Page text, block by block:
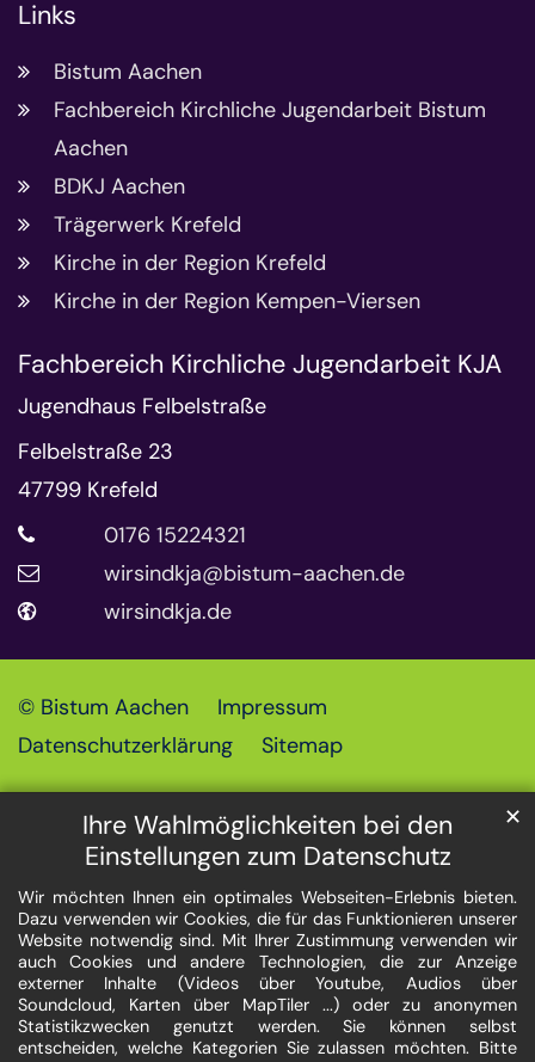
Ihre Wahlmöglichkeiten bei den
Einstellungen zum Datenschutz
Wir möchten Ihnen ein optimales Webseiten-Erlebnis bieten.
Dazu verwenden wir Cookies, die für das Funktionieren unserer
Website notwendig sind. Mit Ihrer Zustimmung verwenden wir
auch Cookies und andere Technologien, die zur Anzeige
externer Inhalte (Videos über Youtube, Audios über
Soundcloud, Karten über MapTiler ...) oder zu anonymen
Statistikzwecken genutzt werden. Sie können selbst
entscheiden, welche Kategorien Sie zulassen möchten. Bitte
✕
Links
Bistum Aachen
Fachbereich Kirchliche Jugendarbeit Bistum
Aachen
BDKJ Aachen
Trägerwerk Krefeld
Kirche in der Region Krefeld
Kirche in der Region Kempen-Viersen
Fachbereich Kirchliche Jugendarbeit KJA
Jugendhaus Felbelstraße
Felbelstraße 23
47799 Krefeld
0176 15224321
wirsindkja@bistum-aachen.de
wirsindkja.de
© Bistum Aachen
Impressum
Datenschutzerklärung
Sitemap